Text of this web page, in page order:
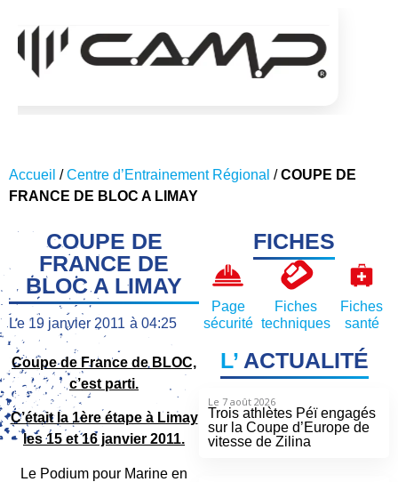
Accueil /Centre d’Entrainement Régional /COUPE DE
FRANCE DE BLOC A LIMAY
COUPE DE
FRANCE DE
BLOC A LIMAY
Le 19 janvier 2011 à 04:25
Coupe de France de BLOC,
c’est parti.
C’était la 1ère étape à Limay
les 15 et 16 janvier 2011.
Le Podium pour Marine en
FICHES
Page
sécurité
Fiches
techniques
Fiches
santé
L’ACTUALITÉ
Le 7 août 2026
Trois athlètes Péï engagés
sur la Coupe d’Europe de
vitesse de Zilina